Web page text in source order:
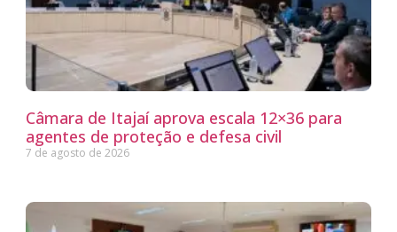
Câmara de Itajaí aprova escala 12×36 para
agentes de proteção e defesa civil
7 de agosto de 2026